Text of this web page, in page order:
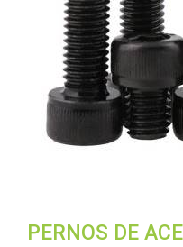
PERNOS DE